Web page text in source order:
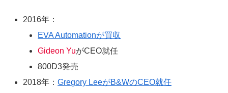
2016年：
EVA Automationが買収
Gideon YuがCEO就任
800D3発売
2018年：Gregory LeeがB&WのCEO就任